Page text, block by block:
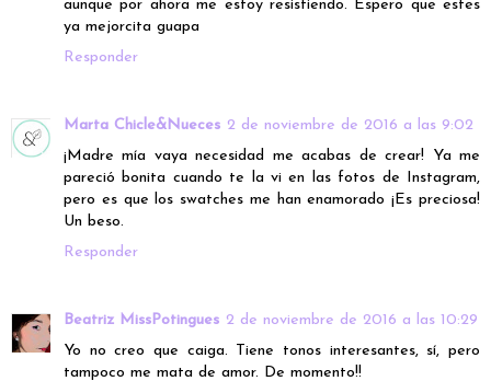
aunque por ahora me estoy resistiendo. Espero que estes
ya mejorcita guapa
Responder
Marta Chicle&Nueces 2 de noviembre de 2016 a las 9:02
¡Madre mía vaya necesidad me acabas de crear! Ya me
pareció bonita cuando te la vi en las fotos de Instagram,
pero es que los swatches me han enamorado ¡Es preciosa!
Un beso.
Responder
Beatriz MissPotingues 2 de noviembre de 2016 a las 10:29
Yo no creo que caiga. Tiene tonos interesantes, sí, pero
tampoco me mata de amor. De momento!!